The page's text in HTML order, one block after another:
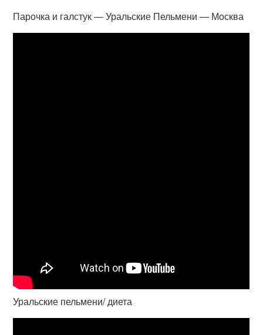
Парочка и галстук — Уральские Пельмени — Москва
Уральские пельмени/ диета